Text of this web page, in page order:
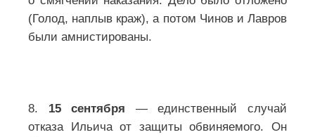
(Голод, наплыв краж), а потом Чинов и Лавров
были амнистированы.
8. 15 сентября — единственный случай
отказа Ильича от защиты обвиняемого. Он